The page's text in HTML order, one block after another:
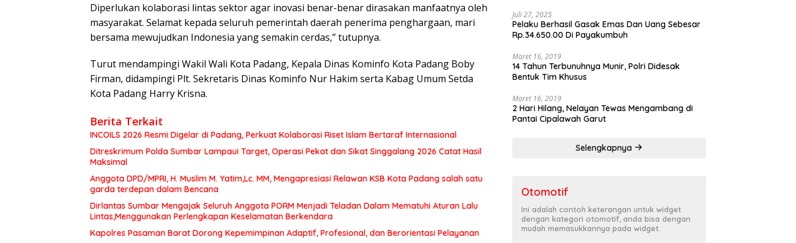
Diperlukan kolaborasi lintas sektor agar inovasi benar-benar dirasakan manfaatnya oleh
masyarakat. Selamat kepada seluruh pemerintah daerah penerima penghargaan, mari
bersama mewujudkan Indonesia yang semakin cerdas,” tutupnya.
Turut mendampingi Wakil Wali Kota Padang, Kepala Dinas Kominfo Kota Padang Boby
Firman, didampingi Plt. Sekretaris Dinas Kominfo Nur Hakim serta Kabag Umum Setda
Kota Padang Harry Krisna.
Berita Terkait
INCOILS 2026 Resmi Digelar di Padang, Perkuat Kolaborasi Riset Islam Bertaraf Internasional
Ditreskrimum Polda Sumbar Lampaui Target, Operasi Pekat dan Sikat Singgalang 2026 Catat Hasil
Maksimal
Anggota DPD/MPRI, H. Muslim M. Yatim,Lc. MM, Mengapresiasi Relawan KSB Kota Padang salah satu
garda terdepan dalam Bencana
Dirlantas Sumbar Mengajak Seluruh Anggota PORM Menjadi Teladan Dalam Mematuhi Aturan Lalu
Lintas,Menggunakan Perlengkapan Keselamatan Berkendara
Kapolres Pasaman Barat Dorong Kepemimpinan Adaptif, Profesional, dan Berorientasi Pelayanan
Juli 27, 2025
Pelaku Berhasil Gasak Emas Dan Uang Sebesar
Rp.34.650.00 Di Payakumbuh
Maret 16, 2019
14 Tahun Terbunuhnya Munir, Polri Didesak
Bentuk Tim Khusus
Maret 16, 2019
2 Hari Hilang, Nelayan Tewas Mengambang di
Pantai Cipalawah Garut
Selengkapnya
Otomotif
Ini adalah contoh keterangan untuk widget
dengan kategori otomotif, anda bisa dengan
mudah memasukkannya pada widget.